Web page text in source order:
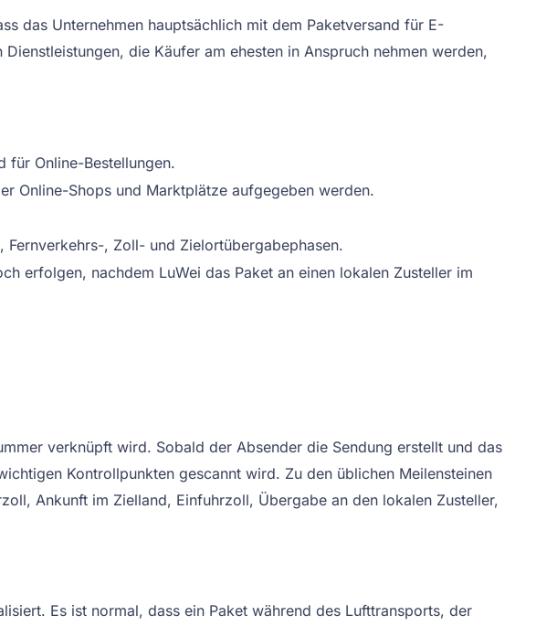
das Unternehmen hauptsächlich mit dem Paketversand für E-
die Käufer am ehesten in Anspruch nehmen werden,
für Online-Bestellungen.
Online-Shops und Marktplätze aufgegeben werden.
, Zoll- und Zielortübergabephasen.
erfolgen, nachdem LuWei das Paket an einen lokalen Zusteller im
verknüpft wird. Sobald der Absender die Sendung erstellt und das
Kontrollpunkten gescannt wird. Zu den üblichen Meilensteinen
Ankunft im Zielland, Einfuhrzoll, Übergabe an den lokalen Zusteller,
Es ist normal, dass ein Paket während des Lufttransports, der